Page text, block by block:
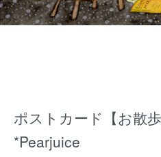
ポストカード【お散
*Pearjuice